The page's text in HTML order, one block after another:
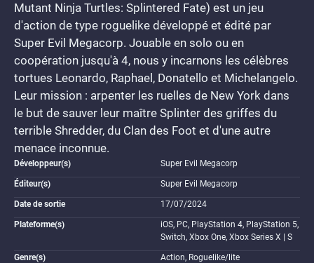
Mutant Ninja Turtles: Splintered Fate) est un jeu
d'action de type roguelike développé et édité par
Super Evil Megacorp. Jouable en solo ou en
coopération jusqu'à 4, nous y incarnons les célèbres
tortues Leonardo, Raphael, Donatello et Michelangelo.
Leur mission : arpenter les ruelles de New York dans
le but de sauver leur maître Splinter des griffes du
terrible Shredder, du Clan des Foot et d'une autre
menace inconnue.
Développeur(s) Super Evil Megacorp
Éditeur(s) Super Evil Megacorp
Date de sortie 17/07/2024
Plateforme(s)
iOS, PC, PlayStation 4, PlayStation 5,
Switch, Xbox One, Xbox Series X | S
Genre(s) Action, Roguelike/lite